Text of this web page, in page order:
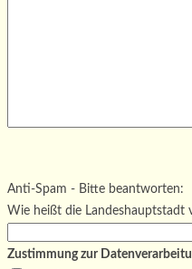
Bitte lasse dieses Feld leer.
Anti-Spam - Bitte beantworten:
Wie heißt die Landeshauptstadt
Zustimmung zur